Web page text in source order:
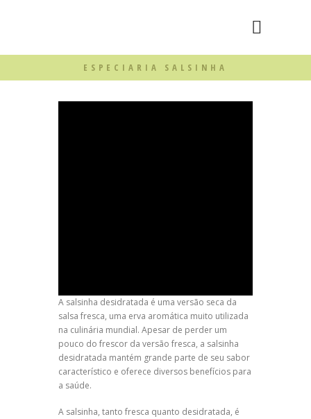
ESPECIARIA SALSINHA
A salsinha desidratada é uma versão seca da
salsa fresca, uma erva aromática muito utilizada
na culinária mundial. Apesar de perder um
pouco do frescor da versão fresca, a salsinha
desidratada mantém grande parte de seu sabor
característico e oferece diversos benefícios para
a saúde.
A salsinha, tanto fresca quanto desidratada, é